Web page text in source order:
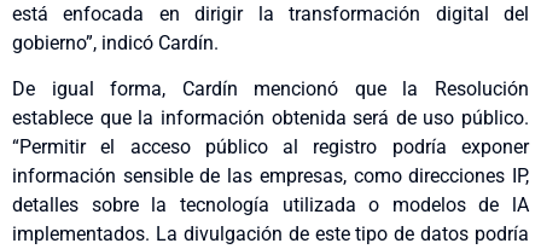
está enfocada en dirigir la transformación digital del
gobierno”, indicó Cardín.
De igual forma, Cardín mencionó que la Resolución
establece que la información obtenida será de uso público.
“Permitir el acceso público al registro podría exponer
información sensible de las empresas, como direcciones IP,
detalles sobre la tecnología utilizada o modelos de lA
implementados. La divulgación de este tipo de datos podría